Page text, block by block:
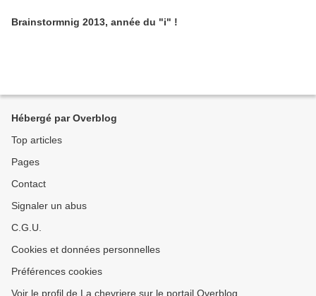
Brainstormnig 2013, année du "i" !
Hébergé par Overblog
Top articles
Pages
Contact
Signaler un abus
C.G.U.
Cookies et données personnelles
Préférences cookies
Voir le profil de La chevriere sur le portail Overblog